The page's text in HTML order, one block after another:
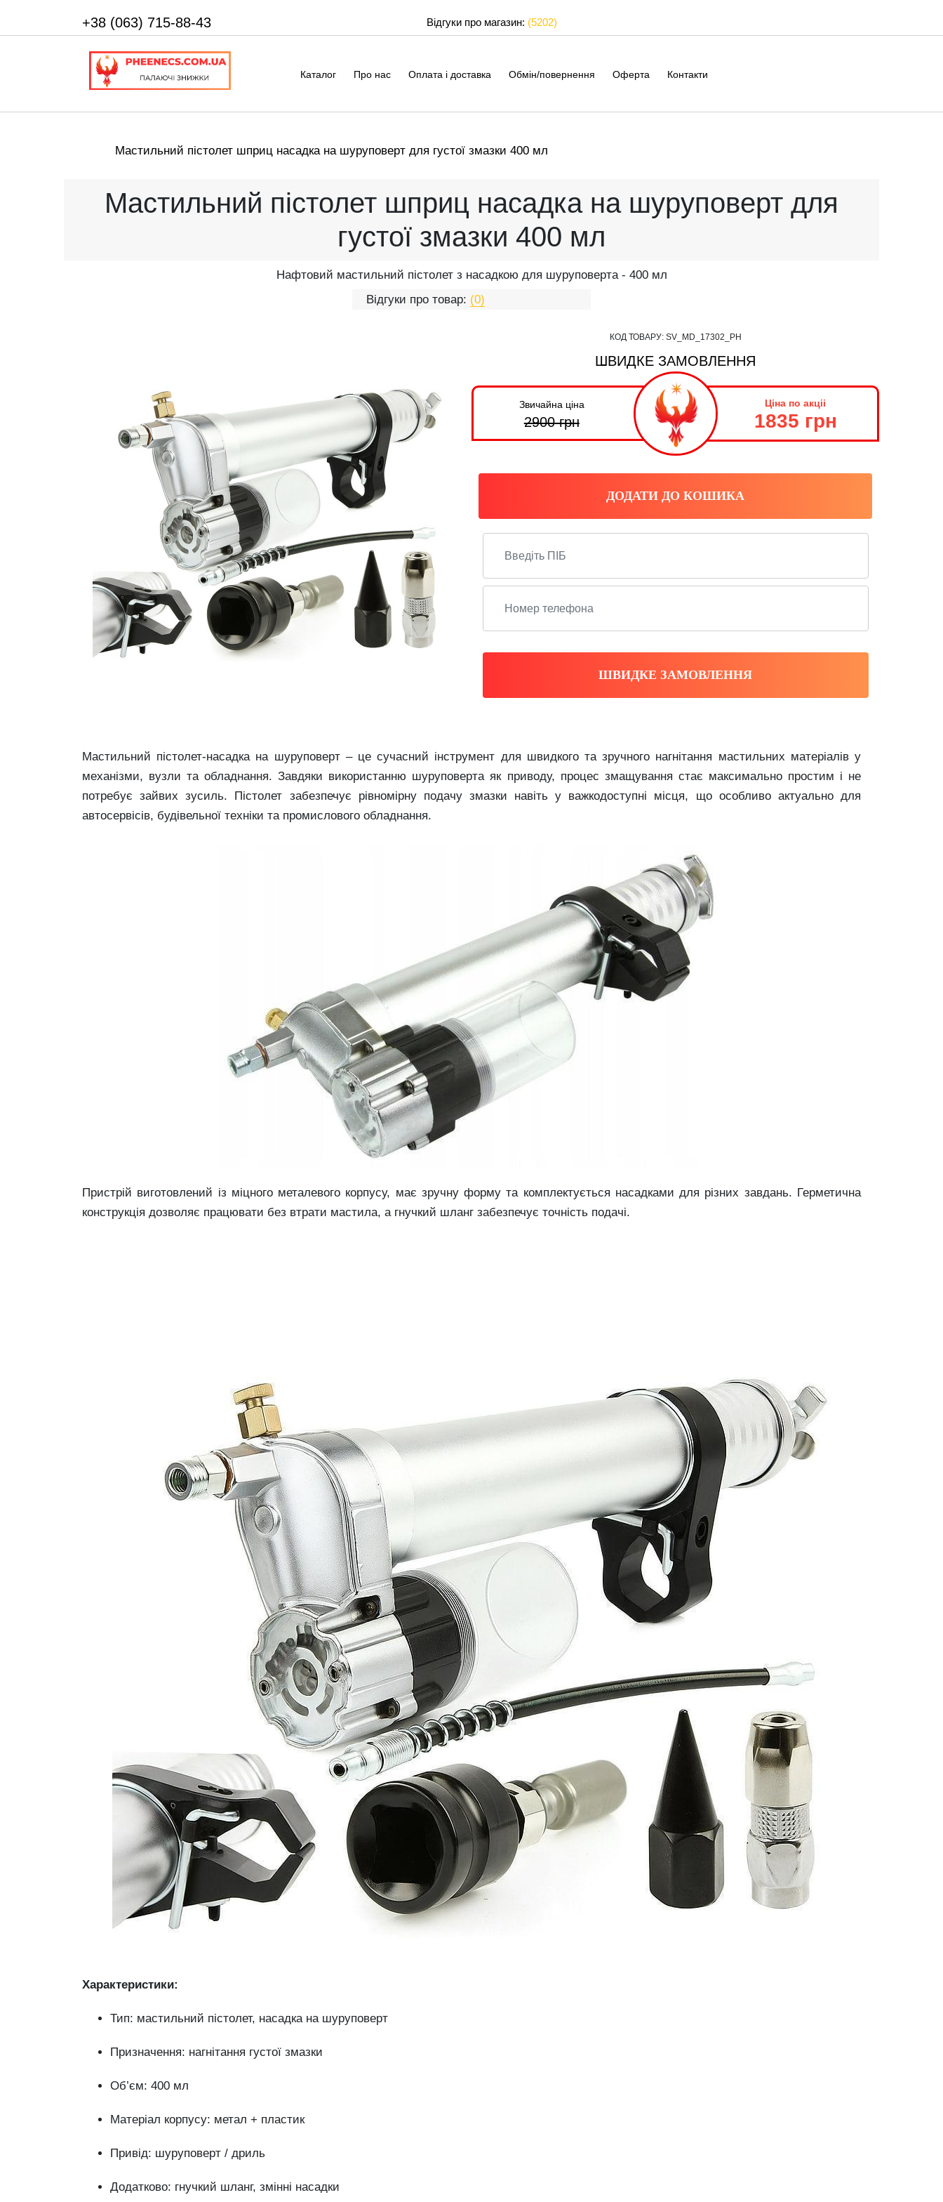
+38 (063) 715-88-43 Відгуки про магазин: (5202)
Каталог Про нас Оплата і доставка Обмін/повернення Оферта Контакти
Мастильний пістолет шприц насадка на шуруповерт для густої змазки 400 мл
Мастильний пістолет шприц насадка на шуруповерт для
густої змазки 400 мл
Нафтовий мастильний пістолет з насадкою для шуруповерта - 400 мл
Відгуки про товар: (0)
КОД ТОВАРУ: SV_MD_17302_PH
ШВИДКЕ ЗАМОВЛЕННЯ
Звичайна ціна
2900грн
Ціна по акціі
1835 грн
ДОДАТИ ДО КОШИКА
ШВИДКЕ ЗАМОВЛЕННЯ
Мастильний пістолет-насадка на шуруповерт – це сучасний інструмент для швидкого та зручного нагнітання мастильних матеріалів у
механізми, вузли та обладнання. Завдяки використанню шуруповерта як приводу, процес змащування стає максимально простим і не
потребує зайвих зусиль. Пістолет забезпечує рівномірну подачу змазки навіть у важкодоступні місця, що особливо актуально для
автосервісів, будівельної техніки та промислового обладнання.
Пристрій виготовлений із міцного металевого корпусу, має зручну форму та комплектується насадками для різних завдань. Герметична
конструкція дозволяє працювати без втрати мастила, а гнучкий шланг забезпечує точність подачі.
Характеристики:
Тип: мастильний пістолет, насадка на шуруповерт
Призначення: нагнітання густої змазки
Об’єм: 400 мл
Матеріал корпусу: метал + пластик
Привід: шуруповерт / дриль
Додатково: гнучкий шланг, змінні насадки